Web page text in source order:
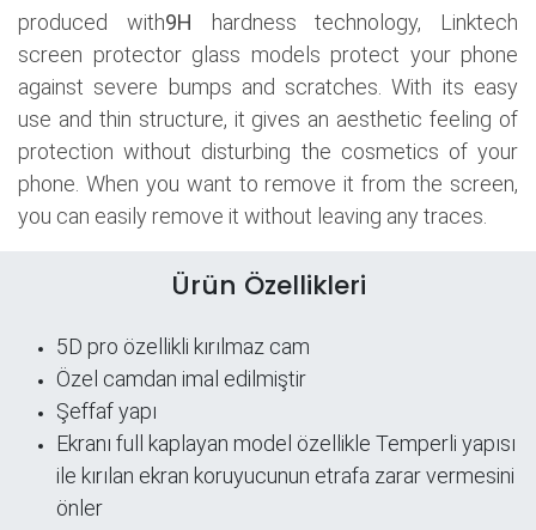
produced with9H hardness technology, Linktech
screen protector glass models protect your phone
against severe bumps and scratches. With its easy
use and thin structure, it gives an aesthetic feeling of
protection without disturbing the cosmetics of your
phone. When you want to remove it from the screen,
you can easily remove it without leaving any traces.
Ürün Özellikleri
5D pro özellikli kırılmaz cam
Özel camdan imal edilmiştir
Şeffaf yapı
​Ekranı full kaplayan model özellikle Temperli yapısı
ile kırılan ekran koruyucunun etrafa zarar vermesini
önler